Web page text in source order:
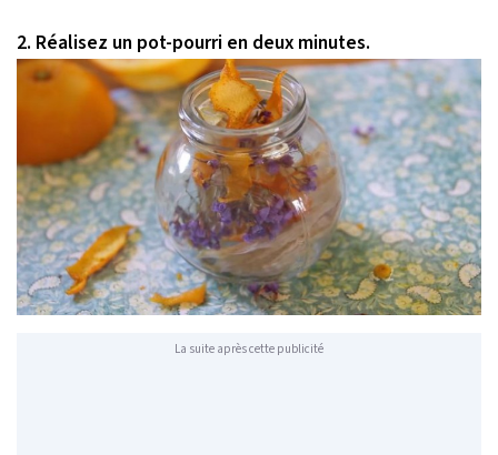
2. Réalisez un pot-pourri en deux minutes.
La suite après cette publicité